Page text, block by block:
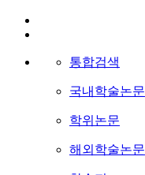
통합검색
국내학술논문
학위논문
해외학술논문